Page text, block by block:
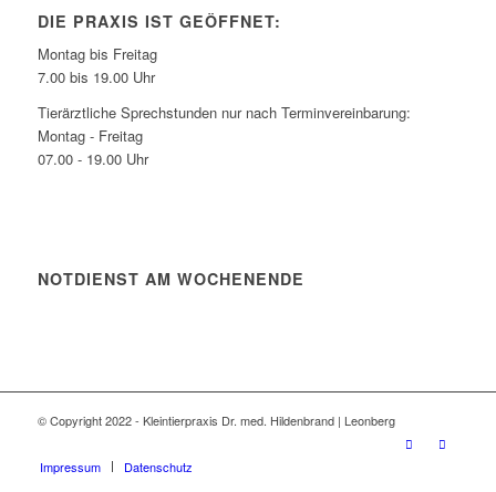
DIE PRAXIS IST GEÖFFNET:
Montag bis Freitag
7.00 bis 19.00 Uhr
Tierärztliche Sprechstunden nur nach Terminvereinbarung:
Montag - Freitag
07.00 - 19.00 Uhr
NOTDIENST AM WOCHENENDE
© Copyright 2022 - Kleintierpraxis Dr. med. Hildenbrand | Leonberg
Impressum Datenschutz